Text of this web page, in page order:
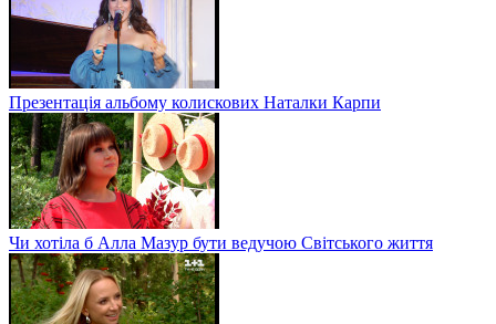
Презентація альбому колискових Наталки Карпи
Чи хотіла б Алла Мазур бути ведучою Світського життя